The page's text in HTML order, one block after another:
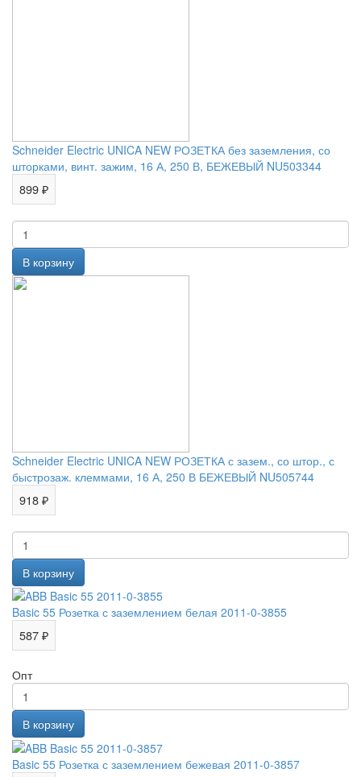
Schneider Electric UNICA NEW РОЗЕТКА без заземления, со
шторками, винт. зажим, 16 А, 250 В, БЕЖЕВЫЙ NU503344
899 ₽
Schneider Electric UNICA NEW РОЗЕТКА с зазем., со штор., с
быстрозаж. клеммами, 16 А, 250 В БЕЖЕВЫЙ NU505744
918 ₽
Basic 55 Розетка с заземлением белая 2011-0-3855
587 ₽
Опт
Basic 55 Розетка с заземлением бежевая 2011-0-3857